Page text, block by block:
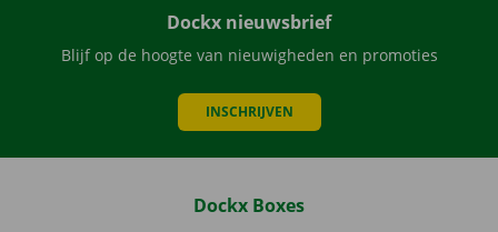
Dockx nieuwsbrief
Blijf op de hoogte van nieuwigheden en promoties
INSCHRIJVEN
Dockx Boxes